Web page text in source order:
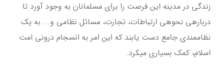
زندگی در مدینه این فرصت را برای مسلمانان به وجود آورد تا
درباره­ی نحوه­ی ارتباطات، تجارت، مسائل نظامی و... به یک
نظام­مندی جامع دست یابند که این امر به انسجام درونی امت
اسلام، کمک بسیاری می­کرد.